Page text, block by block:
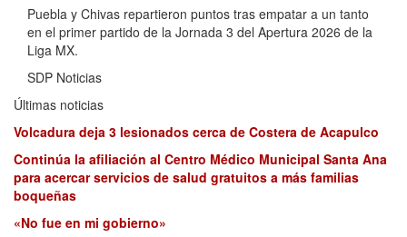
Puebla y Chivas repartieron puntos tras empatar a un tanto
en el primer partido de la Jornada 3 del Apertura 2026 de la
Liga MX.
SDP Noticias
Últimas noticias
Volcadura deja 3 lesionados cerca de Costera de Acapulco
Continúa la afiliación al Centro Médico Municipal Santa Ana
para acercar servicios de salud gratuitos a más familias
boqueñas
«No fue en mi gobierno»